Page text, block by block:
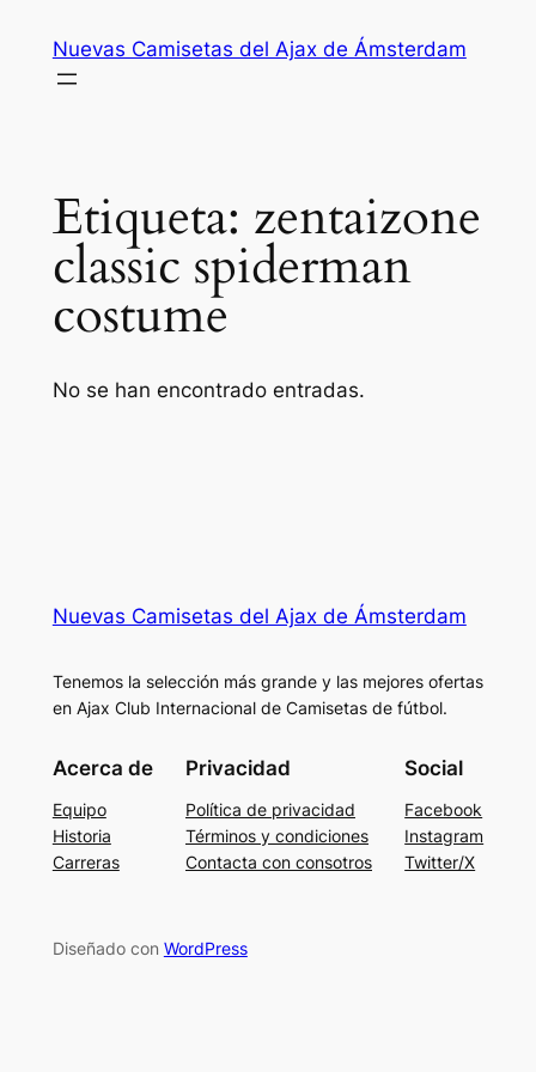
contenido
Nuevas Camisetas del Ajax de Ámsterdam
Etiqueta: zentaizone
classic spiderman
costume
No se han encontrado entradas.
Nuevas Camisetas del Ajax de Ámsterdam
Tenemos la selección más grande y las mejores ofertas
en Ajax Club Internacional de Camisetas de fútbol.
Acerca de
Equipo
Historia
Carreras
Privacidad
Política de privacidad
Términos y condiciones
Contacta con consotros
Social
Facebook
Instagram
Twitter/X
Diseñado con WordPress